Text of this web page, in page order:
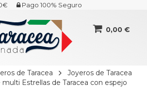
Pago 100% Seguro
0,00 €
de Taracea
Joyeros de Taracea
multi Estrellas de Taracea con espejo